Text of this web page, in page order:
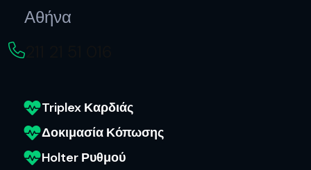
Αθήνα
Triplex Καρδιάς
Δοκιμασία Κόπωσης
Holter Ρυθμού